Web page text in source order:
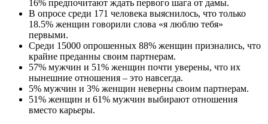
16% предпочитают ждать первого шага от дамы.
В опросе среди 171 человека выяснилось, что только
18.5% женщин говорили слова «я люблю тебя»
первыми.
Среди 15000 опрошенных 88% женщин признались, что
крайне преданны своим партнерам.
57% мужчин и 51% женщин почти уверены, что их
нынешние отношения – это навсегда.
5% мужчин и 3% женщин неверны своим партнерам.
51% женщин и 61% мужчин выбирают отношения
вместо карьеры.